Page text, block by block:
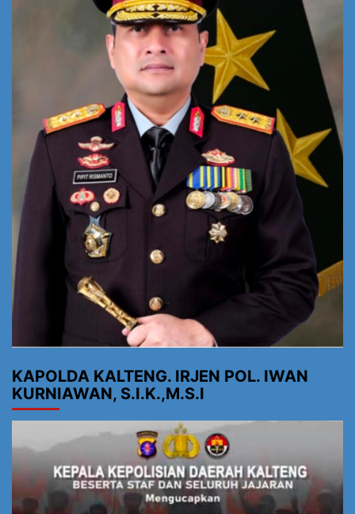
KAPOLDA KALTENG. IRJEN POL. IWAN
KURNIAWAN, S.I.K.,M.S.I